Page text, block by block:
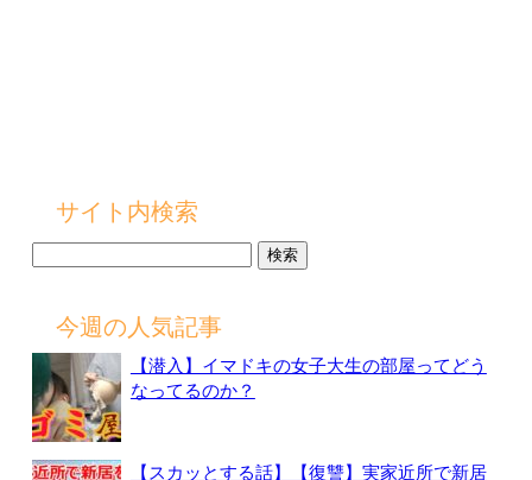
サイト内検索
今週の人気記事
【潜入】イマドキの女子大生の部屋ってどう
なってるのか？
【スカッとする話】【復讐】実家近所で新居